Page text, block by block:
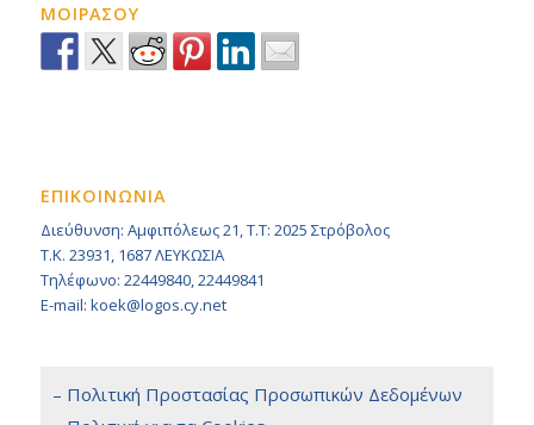
ΜΟΙΡΑΣΟΥ
ΕΠΙΚΟΙΝΩΝΙΑ
Διεύθυνση: Αμφιπόλεως 21, Τ.Τ: 2025 Στρόβολος
Τ.Κ. 23931, 1687 ΛΕΥΚΩΣΙΑ
Τηλέφωνο: 22449840, 22449841
E-mail: koek@logos.cy.net
– Πολιτική Προστασίας Προσωπικών Δεδομένων